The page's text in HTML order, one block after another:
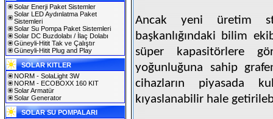
Solar Enerji Paket Sistemler
Solar LED Aydınlatma Paket
Sistemleri
Solar Su Pompa Paket Sistemleri
Solar DC Buzdolabı / İlaç Dolabı
Güneyli-Hitit Tak ve Çalıştır
Güneyli-Hitit Plug and Play
SOLAR KITLER
NORM - SolaLight 3W
NORM - ECOBOXX 160 KIT
Solar Armatür
Solar Generator
SOLAR SU POMPALARI
Ancak yeni üretim
başkanlığındaki bilim
süper kapasitörlere
yoğunluğuna sahip
cihazların piyasada
kıyaslanabilir hale